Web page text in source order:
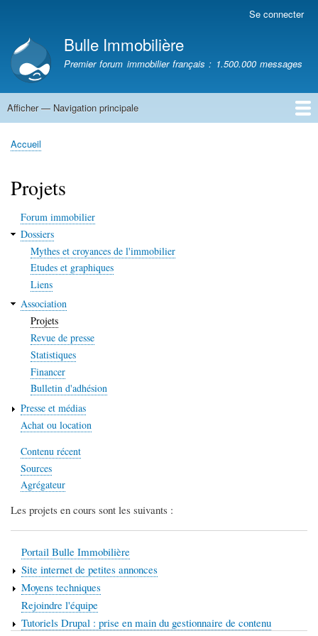
contenu
principal
compte
de
l'utilisateur
Se connecter
Bulle Immobilière
Premier forum immobilier français : 1.500.000 messages
Navigation
Afficher — Navigation principale
Accueil
Fil
Accueil
Projets
Forum immobilier
Dossiers
Mythes et croyances de l'immobilier
Etudes et graphiques
Liens
Association
Projets
Revue de presse
Statistiques
Financer
Bulletin d'adhésion
Presse et médias
Achat ou location
Contenu récent
Sources
Agrégateur
Les projets en cours sont les suivants :
Portail Bulle Immobilière
Site internet de petites annonces
Moyens techniques
Rejoindre l'équipe
Tutoriels Drupal : prise en main du gestionnaire de contenu